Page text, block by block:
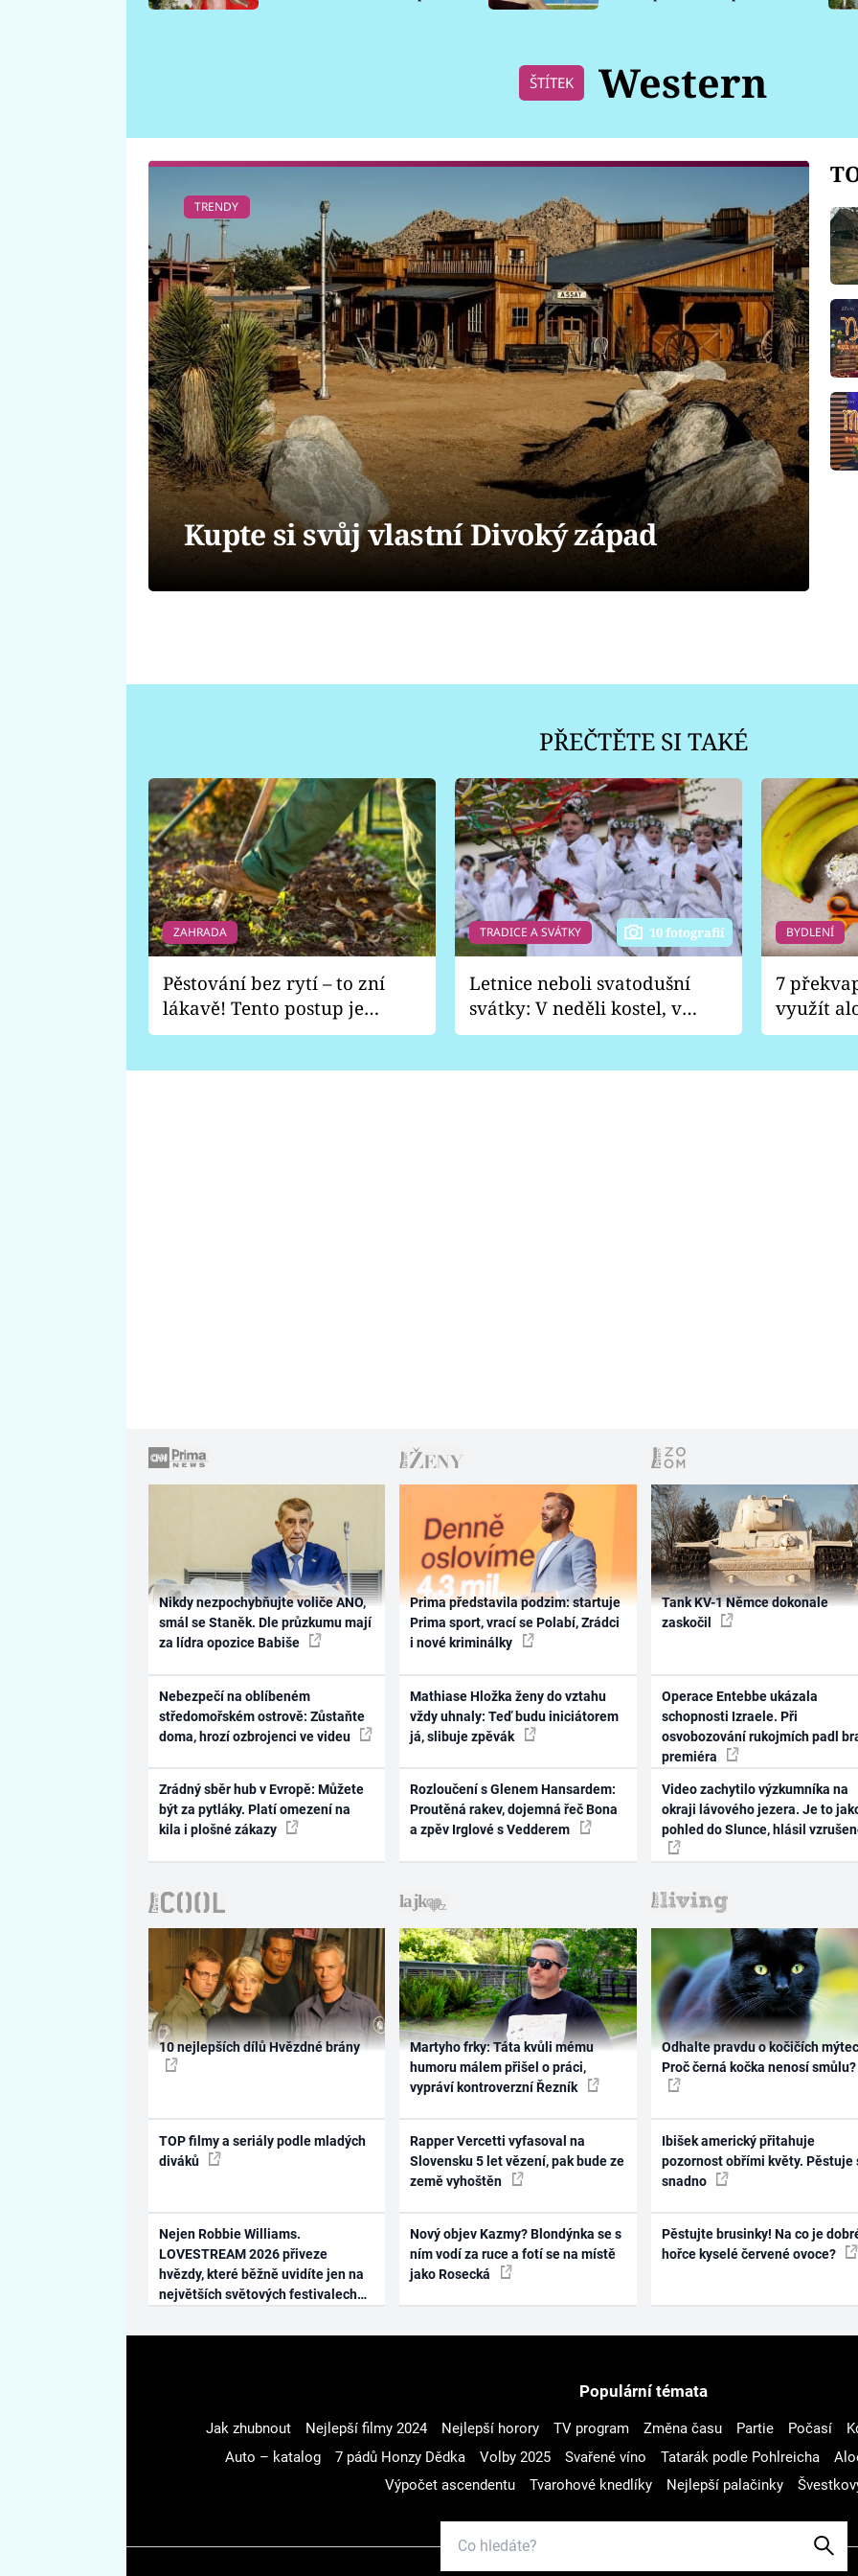
ŠTÍTEK Western
TRENDY
Kupte si svůj vlastní Divoký západ
PŘEČTĚTE SI TAKÉ
ZAHRADA
Pěstování bez rytí – to zní
lákavě! Tento postup je
vhodný jen pro některé
TRADICE A SVÁTKY 10 fotografií
Letnice neboli svatodušní
svátky: V neděli kostel, v
pondělí zábava
BYDLENÍ
7
využít
Nikdy nezpochybňujte voliče ANO,
smál se Staněk. Dle průzkumu mají
za lídra opozice Babiše
Nebezpečí na oblíbeném
středomořském ostrově: Zůstaňte
doma, hrozí ozbrojenci ve videu
Zrádný sběr hub v Evropě: Můžete
být za pytláky. Platí omezení na
kila i plošné zákazy
Prima představila podzim: startuje
Prima sport, vrací se Polabí, Zrádci
i nové kriminálky
Mathiase Hložka ženy do vztahu
vždy uhnaly: Teď budu iniciátorem
já, slibuje zpěvák
Rozloučení s Glenem Hansardem:
Proutěná rakev, dojemná řeč Bona
a zpěv Irglové s Vedderem
Tank KV-1 Němce dokonale
zaskočil
Operace Entebbe ukázala
schopnosti Izraele. Při
osvobozování rukojmích padl
premiéra
Video zachytilo výzkumníka na
okraji lávového jezera. Je to
pohled do Slunce, hlásil
10 nejlepších dílů Hvězdné brány
TOP filmy a seriály podle mladých
diváků
Nejen Robbie Williams.
LOVESTREAM 2026 přiveze
hvězdy, které běžně uvidíte jen na
největších světových festivalech
Martyho frky: Táta kvůli mému
humoru málem přišel o práci,
vypráví kontroverzní Řezník
Rapper Vercetti vyfasoval na
Slovensku 5 let vězení, pak bude ze
země vyhoštěn
Nový objev Kazmy? Blondýnka se s
ním vodí za ruce a fotí se na místě
jako Rosecká
Odhalte pravdu o kočičích
Proč černá kočka nenosí smůlu?
Ibišek americký přitahuje
pozornost obřími květy. Pěstuje
snadno
Pěstujte brusinky! Na co je
hořce kyselé červené ovoce?
Populární témata
Jak zhubnout Nejlepší filmy 2024 Nejlepší horory TV program Změna času Partie Počasí
Auto – katalog
7 pádů Honzy Dědka Volby 2025 Svařené víno Tatarák podle Pohlreicha
Výpočet ascendentu
Tvarohové knedlíky Nejlepší palačinky